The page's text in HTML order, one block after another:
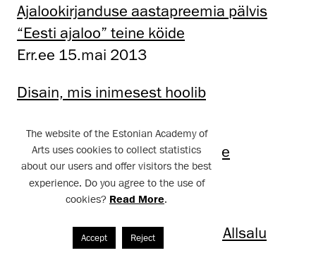
Ajalookirjanduse aastapreemia pälvis
“Eesti ajaloo” teine köide
Err.ee 15.mai 2013
Disain, mis inimesest hoolib
Kunstnike liidu uus juht: vajame
fundamentaalkunsti!
Eesti Päevaleht 14.mai 2013
Kunstnike liidu juhiks sai Vano Allsalu
Err.ee 13.mai 2013
The website of the Estonian Academy of
Arts uses cookies to collect statistics
about our users and offer visitors the best
experience. Do you agree to the use of
cookies? Read More.
Accept Reject